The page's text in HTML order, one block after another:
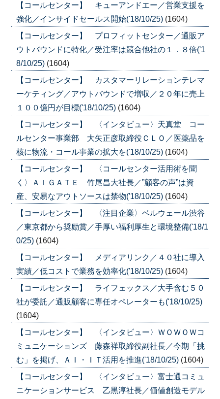
【コールセンター】 キューアンドエー／営業支援を
強化／インサイドセールス開始('18/10/25) (1604)
【コールセンター】 プロフィットセンター／通販ア
ウトバウンドに特化／受注率は競合他社の１．８倍('1
8/10/25) (1604)
【コールセンター】 カスタマーリレーションテレマ
ーケティング／アウトバウンドで増収／２０年に売上
１００億円が目標('18/10/25) (1604)
【コールセンター】 〈インタビュー〉天真堂 コー
ルセンター事業部 大矢正彦取締役ＣＬＯ／医薬品を
核に物流・コール事業の拡大を('18/10/25) (1604)
【コールセンター】 〈コールセンター活用術を聞
く〉ＡＩＧＡＴＥ 竹尾昌大社長／”顧客の声”は資
産、安易なアウトソースは禁物('18/10/25) (1604)
【コールセンター】 〈注目企業〉ベルウェール渋谷
／東京都から奨励賞／手厚い福利厚生と環境整備('18/1
0/25) (1604)
【コールセンター】 メディアリンク／４０社に導入
実績／低コストで業務を効率化('18/10/25) (1604)
【コールセンター】 ライフェックス／大手含む５０
社が委託／通販顧客に専任オペレーターも('18/10/25)
(1604)
【コールセンター】 〈インタビュー〉ＷＯＷＯＷコ
ミュニケーションズ 藤森祥取締役副社長／今期「挑
む」を掲げ、ＡＩ・ＩＴ活用を推進('18/10/25) (1604)
【コールセンター】 〈インタビュー〉富士通コミュ
ニケーションサービス 乙黒淳社長／価値創造モデル